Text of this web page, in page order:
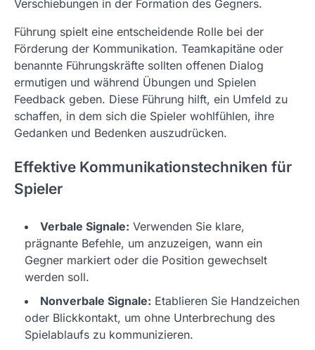
Verschiebungen in der Formation des Gegners.
Führung spielt eine entscheidende Rolle bei der
Förderung der Kommunikation. Teamkapitäne oder
benannte Führungskräfte sollten offenen Dialog
ermutigen und während Übungen und Spielen
Feedback geben. Diese Führung hilft, ein Umfeld zu
schaffen, in dem sich die Spieler wohlfühlen, ihre
Gedanken und Bedenken auszudrücken.
Effektive Kommunikationstechniken für
Spieler
Verbale Signale: Verwenden Sie klare,
prägnante Befehle, um anzuzeigen, wann ein
Gegner markiert oder die Position gewechselt
werden soll.
Nonverbale Signale: Etablieren Sie Handzeichen
oder Blickkontakt, um ohne Unterbrechung des
Spielablaufs zu kommunizieren.